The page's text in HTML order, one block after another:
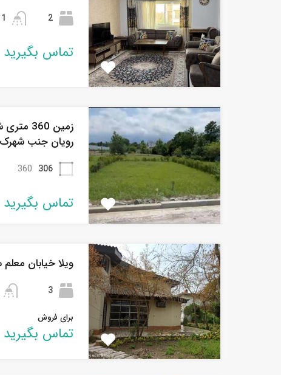
2
1
تماس بگیرید
زمین
رویان جنب شهرک
306
360
تماس بگیرید
ویلا خیابان معلم
3
برای فروش
تماس بگیرید